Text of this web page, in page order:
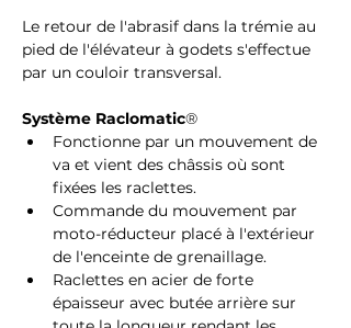
Le retour de l'abrasif dans la trémie au
pied de l'élévateur à godets s'effectue
par un couloir transversal.
Système Raclomatic®
Fonctionne par un mouvement de
va et vient des châssis où sont
fixées les raclettes.
Commande du mouvement par
moto-réducteur placé à l'extérieur
de l'enceinte de grenaillage.
Raclettes en acier de forte
épaisseur avec butée arrière sur